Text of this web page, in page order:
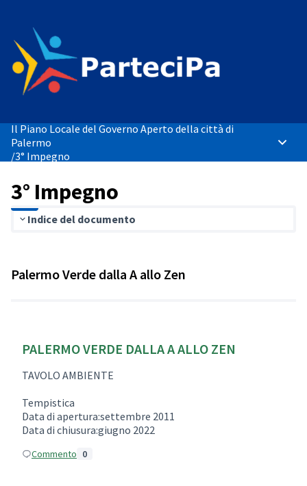
Il Piano Locale del Governo Aperto della città di
Palermo
/3° Impegno
3° Impegno
Indice del documento
Palermo Verde dalla A allo Zen
PALERMO VERDE DALLA A ALLO ZEN
TAVOLO AMBIENTE
Tempistica
Data di apertura:settembre 2011
Data di chiusura:giugno 2022
Commento 0